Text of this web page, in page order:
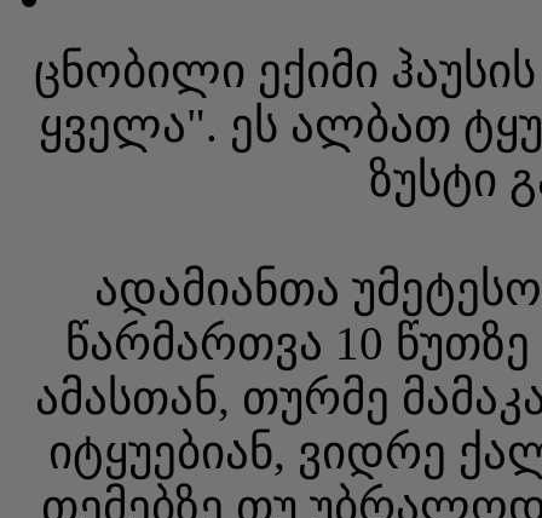
ცნობილი ექიმი
ყველა". ეს ალბათ
ზუსტი
ადამიანთა
წარმართვა 10
ამასთან, თურმე
იტყუებიან, ვიდრე
თემებზე თუ უბრალოდ